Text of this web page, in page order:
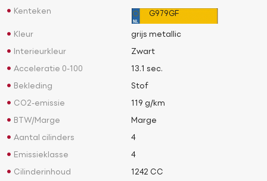
Kenteken G979GF
Kleur grijs metallic
Interieurkleur Zwart
Acceleratie 0-100 13.1 sec.
Bekleding Stof
CO2-emissie 119 g/km
BTW/Marge Marge
Aantal cilinders 4
Emissieklasse 4
Cilinderinhoud 1242 CC